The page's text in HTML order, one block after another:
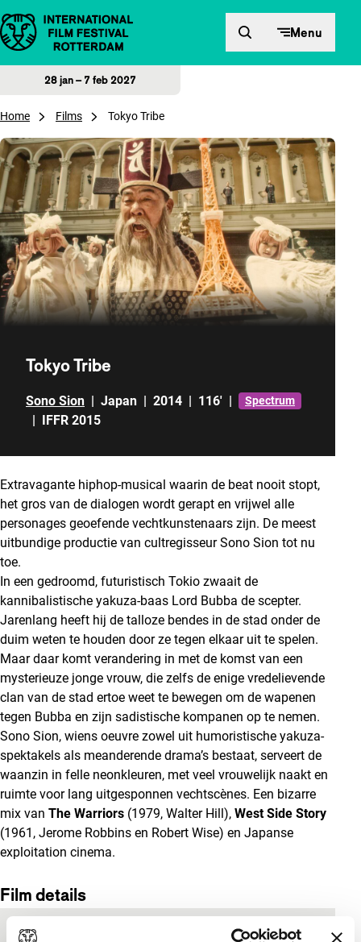
Direct naar inhoud Menu
28 jan – 7 feb 2027
Home Films Tokyo Tribe
Tokyo Tribe
Sono Sion | Japan | 2014 | 116' | Spectrum
| IFFR 2015
Extravagante hiphop-musical waarin de beat nooit stopt,
het gros van de dialogen wordt gerapt en vrijwel alle
personages geoefende vechtkunstenaars zijn. De meest
uitbundige productie van cultregisseur Sono Sion tot nu
toe.
In een gedroomd, futuristisch Tokio zwaait de
kannibalistische yakuza-baas Lord Bubba de scepter.
Jarenlang heeft hij de talloze bendes in de stad onder de
duim weten te houden door ze tegen elkaar uit te spelen.
Maar daar komt verandering in met de komst van een
mysterieuze jonge vrouw, die zelfs de enige vredelievende
clan van de stad ertoe weet te bewegen om de wapenen
tegen Bubba en zijn sadistische kompanen op te nemen.
Sono Sion, wiens oeuvre zowel uit humoristische yakuza-
spektakels als meanderende drama’s bestaat, serveert de
waanzin in felle neonkleuren, met veel vrouwelijk naakt en
ruimte voor lang uitgesponnen vechtscènes. Een bizarre
mix van The Warriors (1979, Walter Hill), West Side Story
(1961, Jerome Robbins en Robert Wise) en Japanse
exploitation cinema.
Film details
Productieland